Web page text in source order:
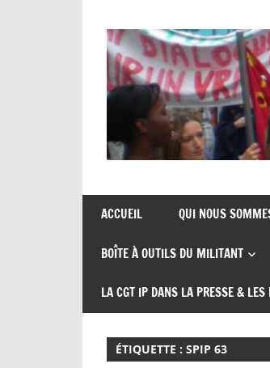
content
CGT
insertion
probation
de
syndicats
insertion
ACCUEIL QUI NOUS
BOÎTE À OUTILS DU MILITANT
LA CGT IP DANS LA PRESSE & LES
ÉTIQUETTE :SPIP 63